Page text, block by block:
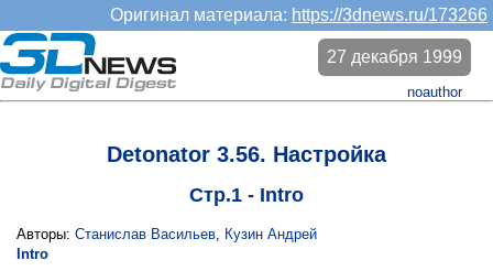
Оригинал материала: https://3dnews.ru/173266
Detonator 3.56. Настройка
27 декабря 1999
noauthor
Стр.1 - Intro
Авторы: Станислав Васильев, Кузин Андрей
Intro